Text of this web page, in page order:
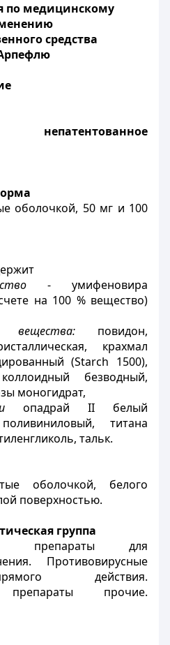
по медицинскому
средства
непатентованное
оболочкой, 50 мг и 100
- умифеновира
на 100 % вещество)
вещества: повидон,
крахмал
(Starch 1500),
безводный,
моногидрат,
опадрай II
белый
титана
тальк.
оболочкой, белого
поверхностью.
группа
препараты для
Противовирусные
действия.
препараты прочие.